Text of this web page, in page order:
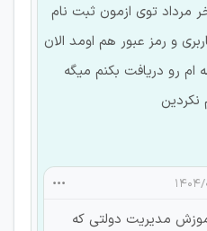
مرداد توی ازمون ثبت نام
و رمز عبور هم اومد الان
ام رو دریافت بکنم میگه
مدیریت دولتی که